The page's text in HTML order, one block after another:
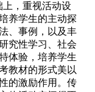
，重视活动设
养学生的主动探
、事例，以及丰
究性学习、社会
体验，培养学生
教材的形式美以
的激励作用。传